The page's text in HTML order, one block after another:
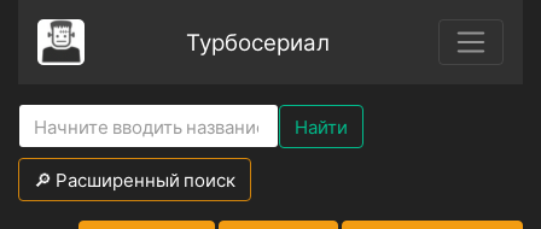
Турбосериал
Найти
🔎 Расширенный поиск